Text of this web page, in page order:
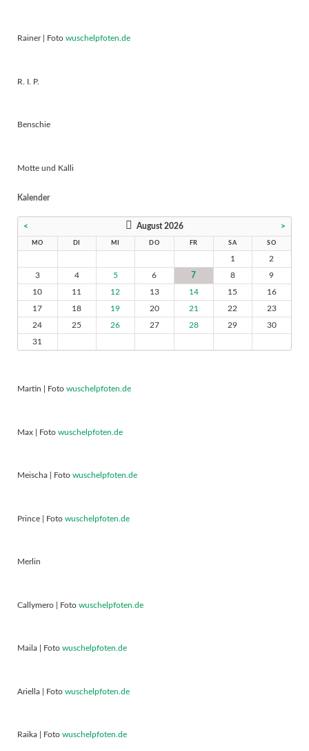
Rainer | Foto wuschelpfoten.de
R. I. P.
Benschie
Motte und Kalli
Kalender
< August 2026 >
MO DI MI DO FR SA SO
1
2
3
4 5 6 7 8
9
10
11 12 13 14 15
16
17
18 19 20 21 22
23
24
25 26 27 28 29
30
31
Martin | Foto wuschelpfoten.de
Max | Foto wuschelpfoten.de
Meischa | Foto wuschelpfoten.de
Prince | Foto wuschelpfoten.de
Merlin
Callymero | Foto wuschelpfoten.de
Maila | Foto wuschelpfoten.de
Ariella | Foto wuschelpfoten.de
Raika | Foto wuschelpfoten.de